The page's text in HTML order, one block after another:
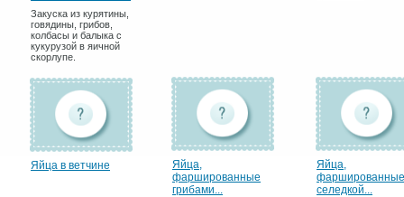
Закуска из курятины,
говядины, грибов,
колбасы и балыка с
кукурузой в яичной
скорлупе.
Яйца в ветчине
Яйца,
фаршированные
грибами...
Яйца,
фаршированные
селедкой...